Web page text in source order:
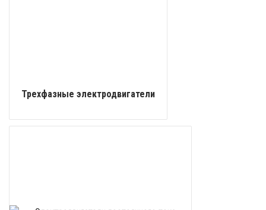
Трехфазные электродвигатели